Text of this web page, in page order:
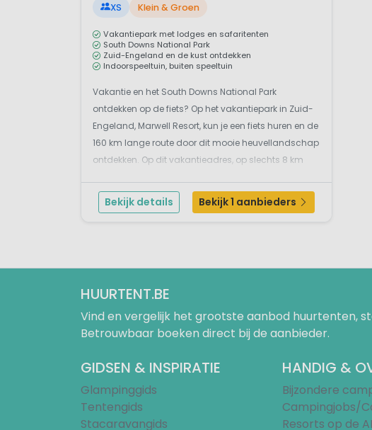
XS Klein & Groen
Vakantiepark met lodges en safaritenten
South Downs National Park
Zuid-Engeland en de kust ontdekken
Indoorspeeltuin, buiten speeltuin
Vakantie en het South Downs National Park
ontdekken op de fiets? Op het vakantiepark in Zuid-
Engeland, Marwell Resort, kun je een fiets huren en de
160 km lange route door dit mooie heuvellandschap
ontdekken. Op dit vakantieadres, op slechts 8 km
een leuke lodge met hottub. En wil je een Engelse ...
Bekijk details Bekijk 1 aanbieders
HUURTENT.BE
Vind en vergelijk het grootste aanbod huurtenten,
Betrouwbaar boeken direct bij de aanbieder.
GIDSEN & INSPIRATIE
Glampinggids
Tentengids
Stacaravangids
HANDIG &
Bijzondere
Campingjobs/
Resorts op de